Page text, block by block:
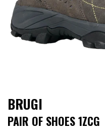
BRUGI
PAIR OF SHOES 1ZCG